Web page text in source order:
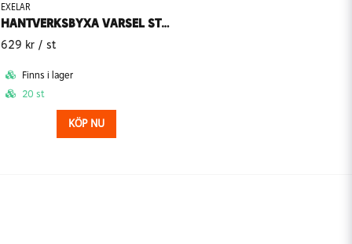
EXELAR
HANTVERKSBYXA VARSEL STRETCH SANDHAMN 6013 EXELAR
629 kr / st
Finns i lager
20 st
KÖP NU